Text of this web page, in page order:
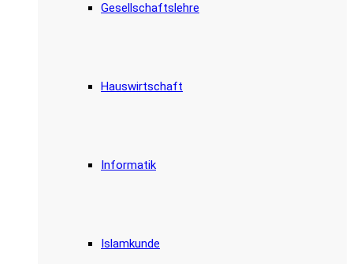
Gesellschaftslehre
Hauswirtschaft
Informatik
Islamkunde